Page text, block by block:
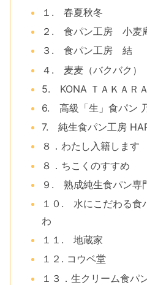
１. 春夏秋冬
２. 食パン工房 小麦
３. 食パン工房 結
４. 麦麦（バクバク）
5. KONA ＴＡＫＡＲ
6. 高級「生」食パン
7. 純生食パン工房
８．わたし入籍します
８．ちこくのすすめ
９. 熟成純生食パン
１０. 水にこだわる食
わ
１１. 地蔵家
１２. コウベ堂
１３．生クリーム食パ